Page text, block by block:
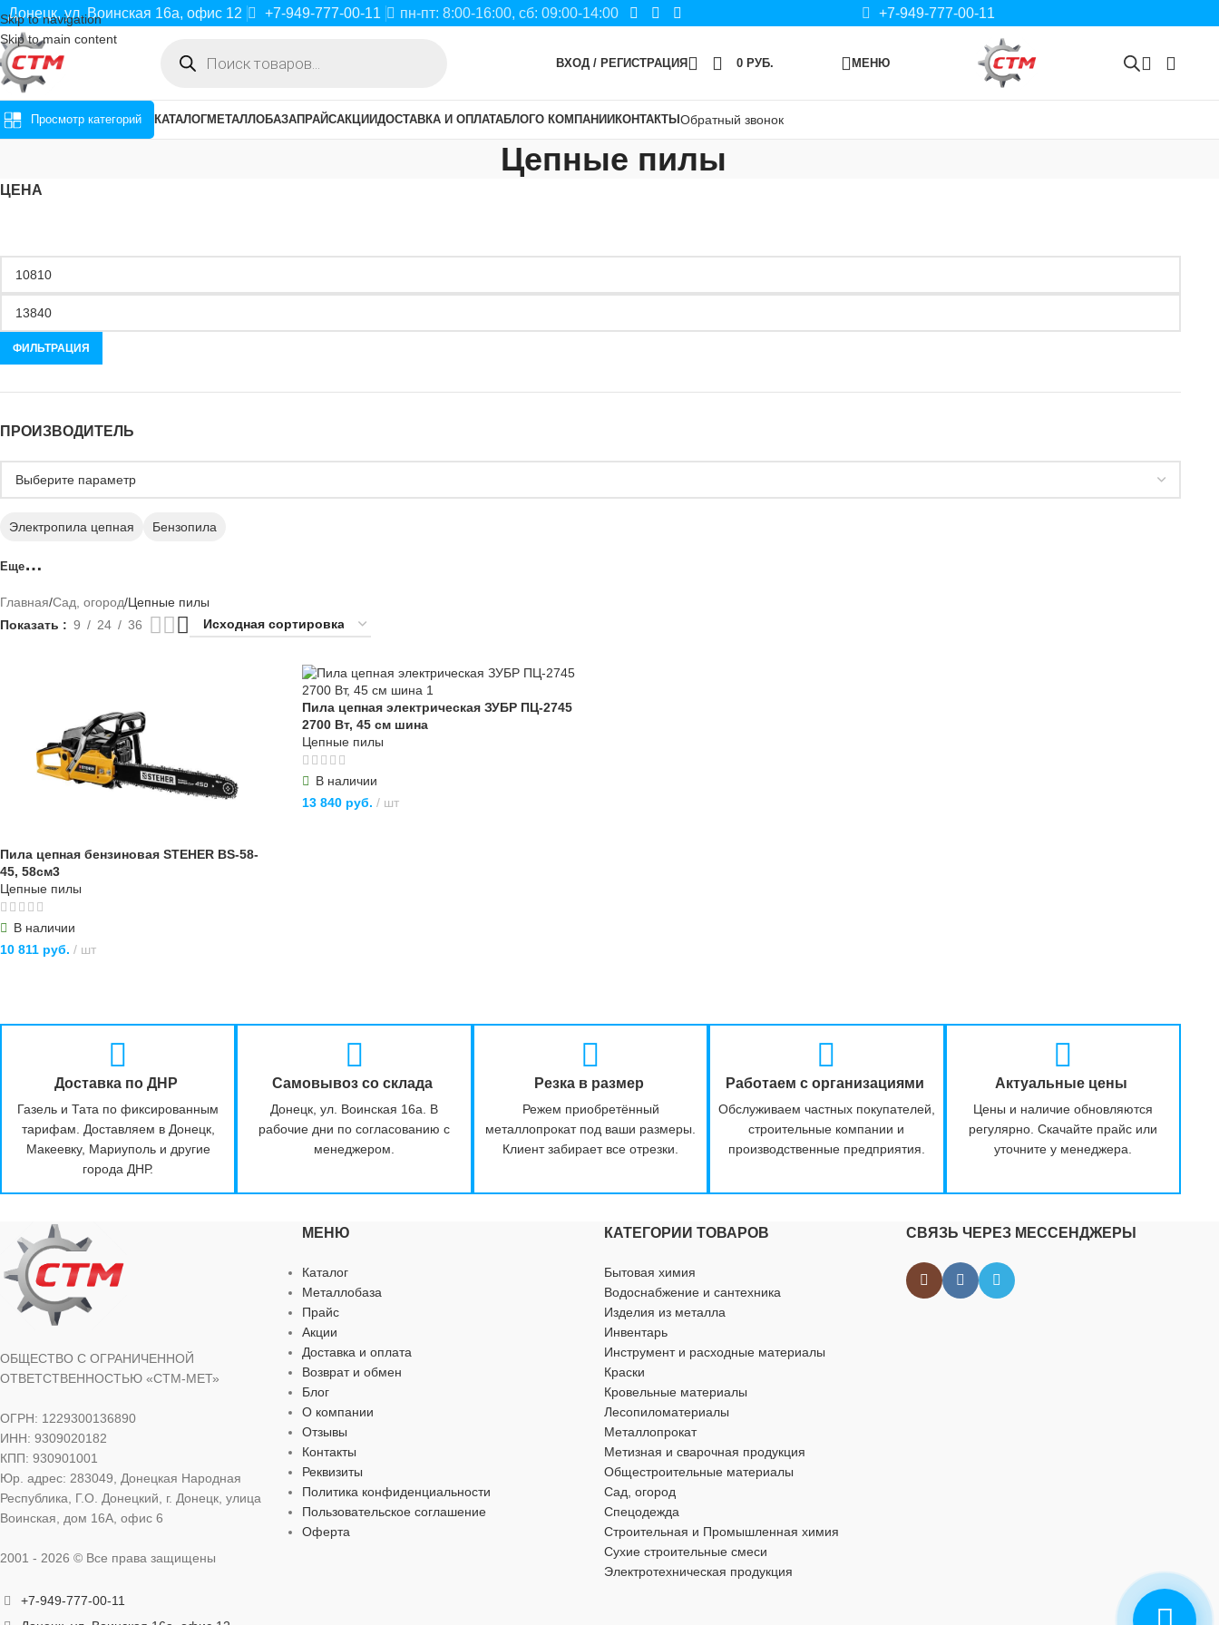
Skip to navigation
Skip to main content
Донецк, ул. Воинская 16а, офис 12 +7-949-777-00-11 пн-пт: 8:00-16:00, сб: 09:00-14:00 +7-949-777-00-11
ВХОД / РЕГИСТРАЦИЯ 0РУБ. МЕНЮ
Просмотр категорий КАТАЛОГМЕТАЛЛОБАЗАПРАЙСАКЦИИДОСТАВКА И ОПЛАТАБЛОГО КОМПАНИИ КОНТАКТЫ Обратный звонок
Цепные пилы
ЦЕНА
ФИЛЬТРАЦИЯ
ПРОИЗВОДИТЕЛЬ
Электропила цепная Бензопила
Еще
Главная Сад, огород Цепные пилы
Показать
9 24 36
Пила цепная бензиновая STEHER BS-58-
45, 58см3
Цепные пилы
В наличии
10 811 руб. шт
Пила цепная электрическая ЗУБР ПЦ-2745
2700 Вт, 45 см шина
Цепные пилы
В наличии
13 840 руб. шт
Доставка по ДНР
Газель и Тата по фиксированным
тарифам. Доставляем в Донецк,
Макеевку, Мариуполь и другие
города ДНР.
Самовывоз со склада
Донецк, ул. Воинская 16а. В
рабочие дни по согласованию с
менеджером.
Резка в размер
Режем приобретённый
металлопрокат под ваши размеры.
Клиент забирает все отрезки.
Работаем с организациями
Обслуживаем частных покупателей,
строительные компании и
производственные предприятия.
Актуальные цены
Цены и наличие обновляются
регулярно. Скачайте прайс или
уточните у менеджера.
ОБЩЕСТВО С ОГРАНИЧЕННОЙ
ОТВЕТСТВЕННОСТЬЮ «СТМ-МЕТ»
ОГРН: 1229300136890
ИНН: 9309020182
КПП: 930901001
Юр. адрес: 283049, Донецкая Народная
Республика, Г.О. Донецкий, г. Донецк, улица
Воинская, дом 16А, офис 6
2001 - 2026 © Все права защищены
+7-949-777-00-11
МЕНЮ
Каталог
Металлобаза
Прайс
Акции
Доставка и оплата
Возврат и обмен
Блог
О компании
Отзывы
Контакты
Реквизиты
Политика конфиденциальности
Пользовательское соглашение
Оферта
КАТЕГОРИИ ТОВАРОВ
Бытовая химия
Водоснабжение и сантехника
Изделия из металла
Инвентарь
Инструмент и расходные материалы
Краски
Кровельные материалы
Лесопиломатериалы
Металлопрокат
Метизная и сварочная продукция
Общестроительные материалы
Сад, огород
Спецодежда
Строительная и Промышленная химия
Сухие строительные смеси
Электротехническая продукция
СВЯЗЬ ЧЕРЕЗ МЕССЕНДЖЕРЫ